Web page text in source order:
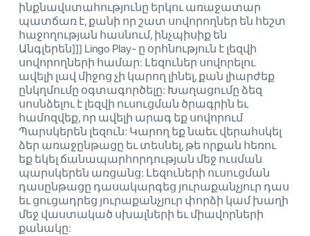
ինքնավստահությունը երկու առաջատար
պատճառ է, քանի որ շատ սովորողներ են հեշտ
հաջողության հասնում, ինչպիսիք են
Անգլերեն]]] Lingo Play- ը օրհնություն է լեզվի
սովորողների համար: Լեզուներ սովորելու
ավելի լավ միջոց չի կարող լինել, քան լիարժեք
ընկղմումը օգտագործելը: Խաղացումը ձեզ
սոսնձելու է լեզվի ուսուցման ծրագրին եւ
համոզվեք, որ ավելի արագ եք սովորում
Պարսկերեն լեզուն: Կարող եք նաեւ վերահսկել
ձեր առաջընթացը եւ տեսնել, թե որքան հեռու
եք եկել ճանապարհորդության մեջ ուսման
պարսկերեն առցանց: Լեզուների ուսուցման
դասընթացը դասակարգեց յուրաքանչյուր դաս
եւ ցուցադրեց յուրաքանչյուր փորձի կամ խաղի
մեջ վաստակած սխալների եւ միավորների
քանակը: